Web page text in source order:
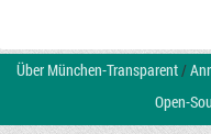
Über München-Transparent/
Open-